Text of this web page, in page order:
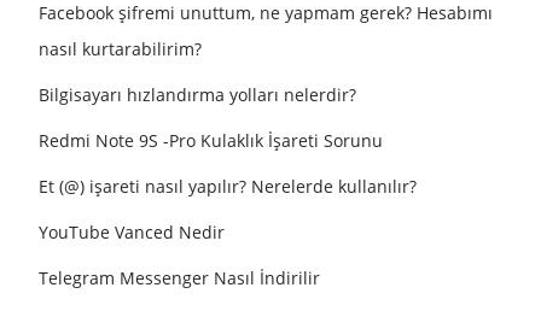
Facebook şifremi unuttum, ne yapmam gerek? Hesabımı
nasıl kurtarabilirim?
Bilgisayarı hızlandırma yolları nelerdir?
Redmi Note 9S -Pro Kulaklık İşareti Sorunu
Et (@) işareti nasıl yapılır? Nerelerde kullanılır?
YouTube Vanced Nedir
Telegram Messenger Nasıl İndirilir